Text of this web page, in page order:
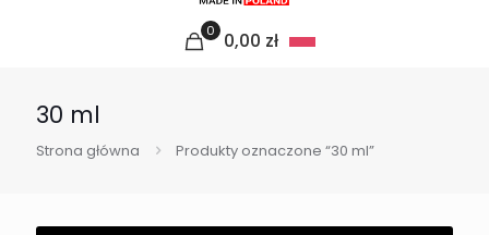
0 0,00 zł
30 ml
Strona główna Produkty oznaczone “30 ml”